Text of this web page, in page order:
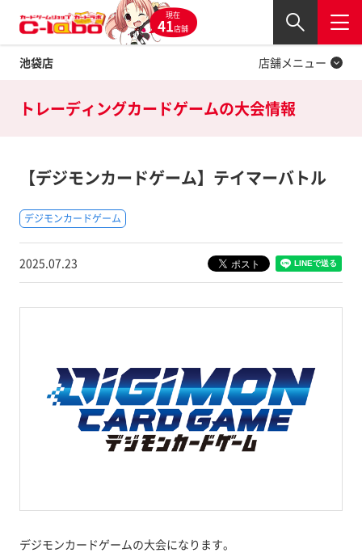
現在
41店舗
池袋店
閉じる
店舗メニュー
Twitter
トレーディングカードゲームの大会情報
【デジモンカードゲーム】テイマーバトル
デジモンカードゲーム
2025.07.23
デジモンカードゲームの大会になります。